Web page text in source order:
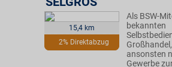
15,4 km
2% Direktabzug
Als BSW-
bekannten
ansonsten
Gewerbe